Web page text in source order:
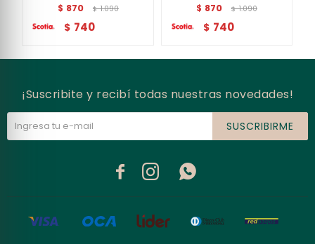
$ 870 $ 1.090
$ 740
$ 870 $ 1.090
$ 740
¡Suscribite y recibí todas nuestras novedades!
SUSCRIBIRME
  